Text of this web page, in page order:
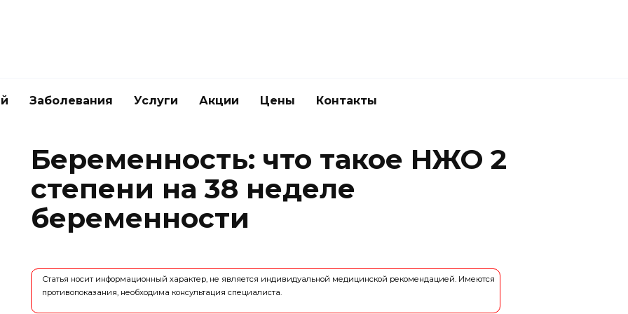
Заболевания Услуги Акции Цены Контакты
Беременность: что такое НЖО 2
степени на 38 неделе
беременности
Статья носит информационный характер, не является индивидуальной медицинской рекомендацией. Имеются
противопоказания, необходима консультация специалиста.